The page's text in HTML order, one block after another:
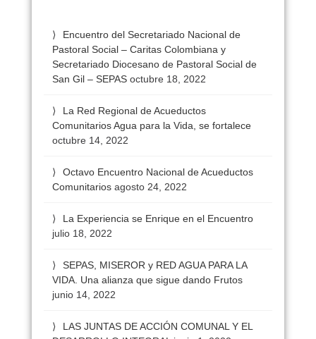
Encuentro del Secretariado Nacional de
Pastoral Social – Caritas Colombiana y
Secretariado Diocesano de Pastoral Social de
San Gil – SEPAS octubre 18, 2022
La Red Regional de Acueductos
Comunitarios Agua para la Vida, se fortalece
octubre 14, 2022
Octavo Encuentro Nacional de Acueductos
Comunitarios agosto 24, 2022
La Experiencia se Enrique en el Encuentro
julio 18, 2022
SEPAS, MISEROR y RED AGUA PARA LA
VIDA. Una alianza que sigue dando Frutos
junio 14, 2022
LAS JUNTAS DE ACCIÓN COMUNAL Y EL